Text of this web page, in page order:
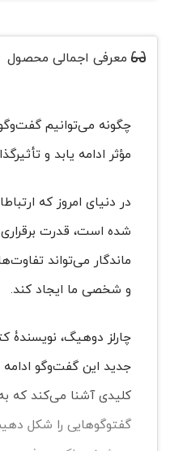
معرفی اجمالی محصول
چگونه می‌توانیم
مؤثر ادامه یابد و
در دنیای امروز که
شده است، قدرت
ماندگار می‌تواند
و شخصی ما ایجاد کند.
چارلز دوهیگ،
جدید این گفت‌وگو ادامه
کلیدی آشنا می‌کند که
گفت‏وگوهایی را شکل